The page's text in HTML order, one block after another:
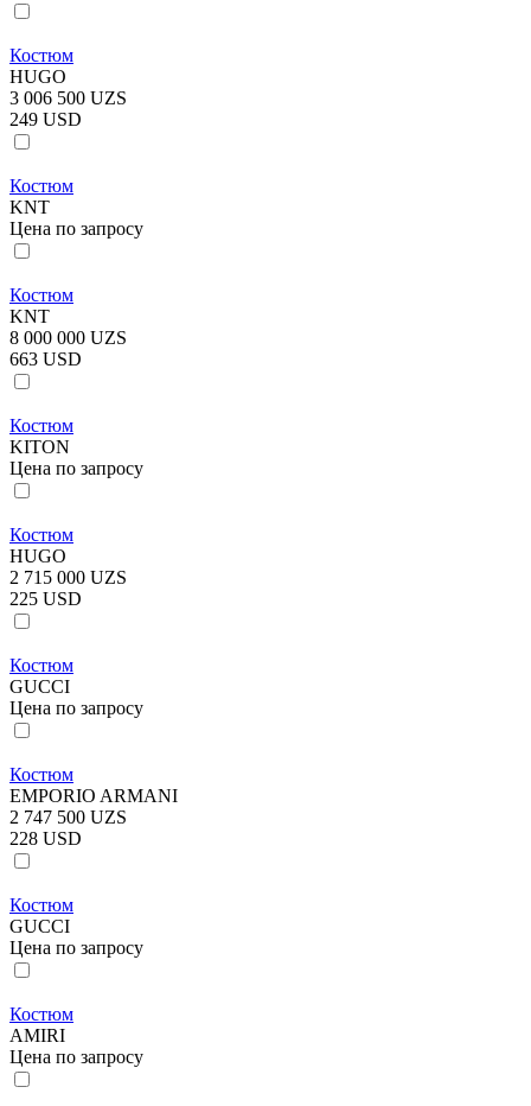
Костюм
HUGO
3 006 500 UZS
249 USD
Костюм
KNT
Цена по запросу
Костюм
KNT
8 000 000 UZS
663 USD
Костюм
KITON
Цена по запросу
Костюм
HUGO
2 715 000 UZS
225 USD
Костюм
GUCCI
Цена по запросу
Костюм
EMPORIO ARMANI
2 747 500 UZS
228 USD
Костюм
GUCCI
Цена по запросу
Костюм
AMIRI
Цена по запросу